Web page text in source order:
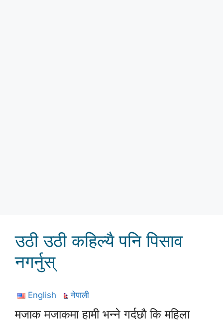
उठी उठी कहिल्यै पनि पिसाव
नगर्नुस्
English नेपाली
मजाक मजाकमा हामी भन्ने गर्दछौ कि महिला